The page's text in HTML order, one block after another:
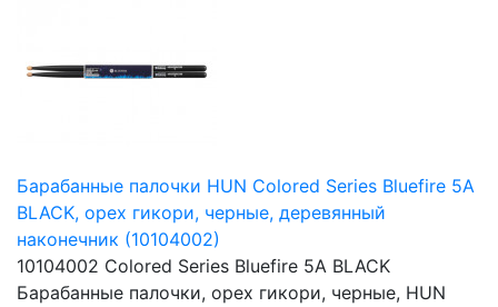
Барабанные палочки HUN Colored Series Bluefire 5A
BLACK, орех гикори, черные, деревянный
наконечник (10104002)
10104002 Colored Series Bluefire 5A BLACK
Барабанные палочки, орех гикори, черные, HUN